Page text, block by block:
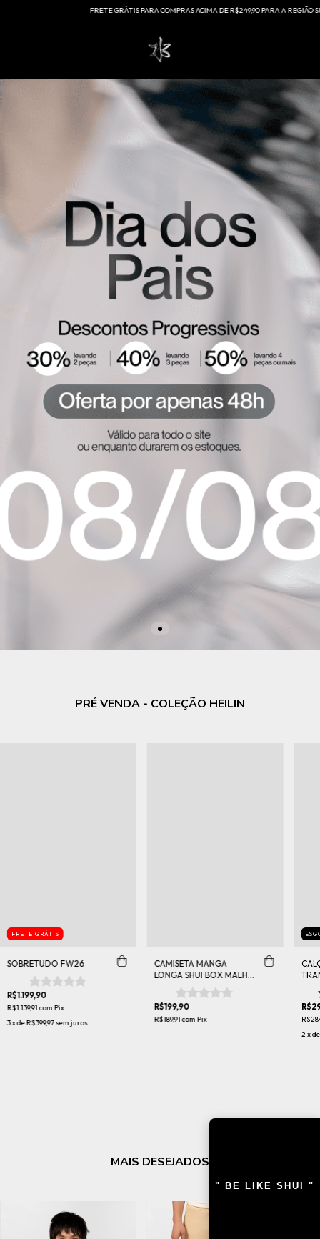
FRETE GRÁTIS PARA COMPRAS ACIMA DE R$249,90 PARA A REGIÃO
PRÉ VENDA - COLEÇÃO HEILIN
FRETE GRÁTIS
SOBRETUDO FW26
R$1.199,90
R$1.139,91com Pix
3x deR$399,97sem juros
CAMISETA MANGA
LONGA SHUI BOX MALHA
ATACAMA FW25
R$199,90
R$189,91com Pix
2x
MAIS DESEJADOS
" BE LIKE SHUI "